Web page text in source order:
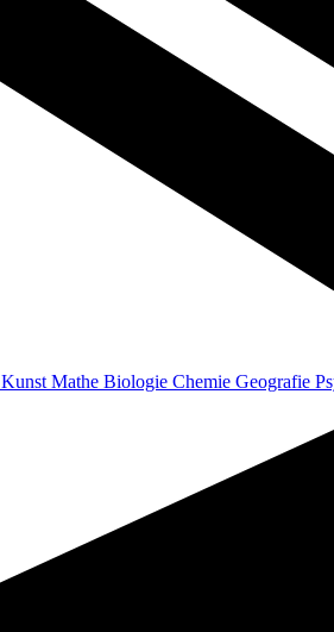
Kunst Mathe Biologie Chemie Geografie